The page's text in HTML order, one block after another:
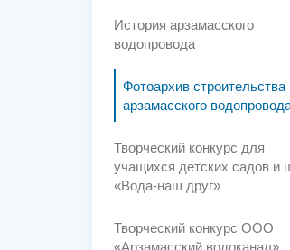
История арзамасского
водопровода
Фотоархив строительства
арзамасского
Творческий конкурс для
учащихся детских садов и
«Вода-наш друг»
Творческий конкурс ООО
«Арзамасский водоканал»,